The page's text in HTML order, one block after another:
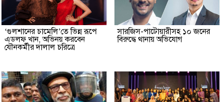
‘গুলশানের চামেলি’তে ভিন্ন রূপে
এডলফ খান, অভিনয় করবেন
যৌনকর্মীর দালাল চরিত্রে
সারজিস-পাটোয়ারীসহ ১০ জনের
বিরুদ্ধে থানায় অভিযোগ